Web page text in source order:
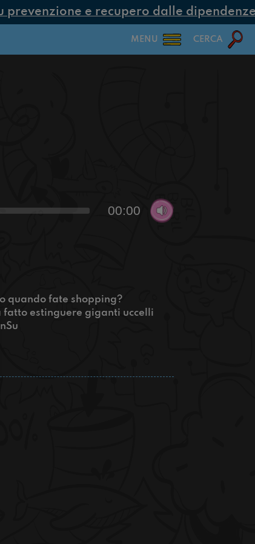
e recupero dalle dipendenze
MENU CERCA
00:00
quando fate shopping?
fatto estinguere giganti uccelli